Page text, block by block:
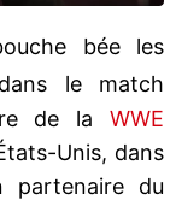
bée les
le match
de la WWE
Unis, dans
partenaire du